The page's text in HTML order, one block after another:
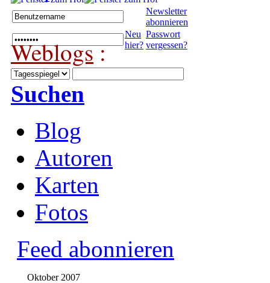
Newsletter
abonnieren
Neu
hier?
Passwort
vergessen?
Weblogs:
Suchen
Blog
Autoren
Karten
Fotos
Feed abonnieren
Oktober 2007